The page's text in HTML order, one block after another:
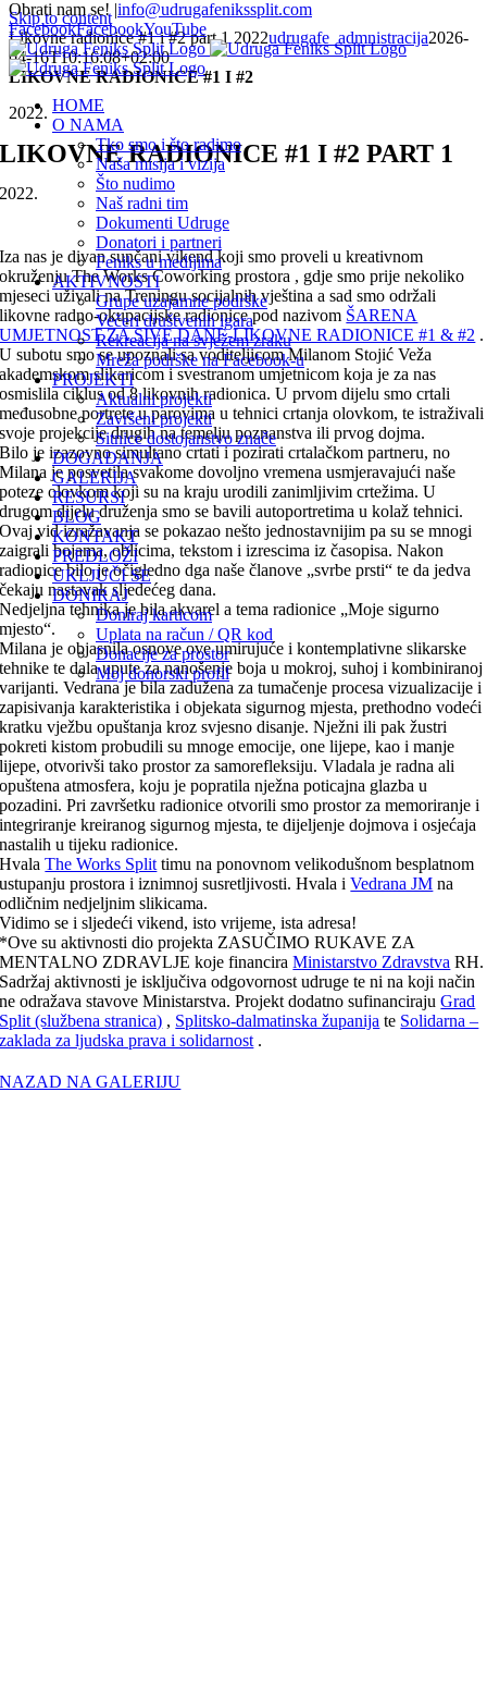
Skip to content
Obrati nam se! |info@udrugafenikssplit.com
FacebookFacebookYouTube
HOME
O NAMA
Tko smo i što radimo
Naša misija i vizija
Što nudimo
Naš radni tim
Dokumenti Udruge
Donatori i partneri
Feniks u medijima
AKTIVNOSTI
Grupe uzajamne podrške
Večeri društvenih igara
Rekreacija na svježem zraku
Mreža podrške na Facebook-u
PROJEKTI
Aktualni projekti
Završeni projekti
Sitnice dostojanstvo znače
DOGAĐANJA
GALERIJA
RESURSI
BLOG
KONTAKT
PREDLOŽI
UKLJUČI SE
DONIRAJ
Doniraj karticom
Uplata na račun / QR kod
Donacije za prostor
Moj donorski profil
Likovne radionice #1 i #2 part 1 2022udrugafe_admnistracija2026-
04-16T10:16:08+02:00
LIKOVNE RADIONICE #1 I #2
2022.
LIKOVNE RADIONICE #1 I #2 PART 1
2022.
Iza nas je divan sunčani vikend koji smo proveli u kreativnom
okruženju The Works Coworking prostora , gdje smo prije nekoliko
mjeseci uživali na Treningu socijalnih vještina a sad smo održali
likovne radno-okupacijske radionice pod nazivom ŠARENA
UMJETNOST ZA SIVE DANE-LIKOVNE RADIONICE #1 & #2 .
U subotu smo se upoznali sa voditeljicom Milanom Stojić Veža
akademskom slikaricom i svestranom umjetnicom koja je za nas
osmislila ciklus od 8 likovnih radionica. U prvom dijelu smo crtali
međusobne portrete u parovima u tehnici crtanja olovkom, te istraživali
svoje projekcije drugih na temelju poznanstva ili prvog dojma.
Bilo je izazovno simultano crtati i pozirati crtalačkom partneru, no
Milana je posvetila svakome dovoljno vremena usmjeravajući naše
poteze olovkom koji su na kraju urodili zanimljivim crtežima. U
drugom dijelu druženja smo se bavili autoportretima u kolaž tehnici.
Ovaj vid izražavanja se pokazao nešto jednostavnijim pa su se mnogi
zaigrali bojama, oblicima, tekstom i izrescima iz časopisa. Nakon
radionice bilo je očigledno dga naše članove „svrbe prsti“ te da jedva
čekaju nastavak sljedećeg dana.
Nedjeljna tehnika je bila akvarel a tema radionice „Moje sigurno
mjesto“.
Milana je objasnila osnove ove umirujuće i kontemplativne slikarske
tehnike te dala upute za nanošenje boja u mokroj, suhoj i kombiniranoj
varijanti. Vedrana je bila zadužena za tumačenje procesa vizualizacije i
zapisivanja karakteristika i objekata sigurnog mjesta, prethodno vodeći
kratku vježbu opuštanja kroz svjesno disanje. Nježni ili pak žustri
pokreti kistom probudili su mnoge emocije, one lijepe, kao i manje
lijepe, otvorivši tako prostor za samorefleksiju. Vladala je radna ali
opuštena atmosfera, koju je popratila nježna poticajna glazba u
pozadini. Pri završetku radionice otvorili smo prostor za memoriranje i
integriranje kreiranog sigurnog mjesta, te dijeljenje dojmova i osjećaja
nastalih u tijeku radionice.
HvalaThe Works Split timu na ponovnom velikodušnom besplatnom
ustupanju prostora i iznimnoj susretljivosti. Hvala iVedrana JM na
odličnim nedjeljnim slikicama.
Vidimo se i sljedeći vikend, isto vrijeme, ista adresa!
*Ove su aktivnosti dio projekta ZASUČIMO RUKAVE ZA
MENTALNO ZDRAVLJE koje financiraMinistarstvo Zdravstva RH.
Sadržaj aktivnosti je isključiva odgovornost udruge te ni na koji način
ne odražava stavove Ministarstva. Projekt dodatno sufinancirajuGrad
Split (službena stranica) , Splitsko-dalmatinska županija te Solidarna –
zaklada za ljudska prava i solidarnost .
NAZAD NA GALERIJU